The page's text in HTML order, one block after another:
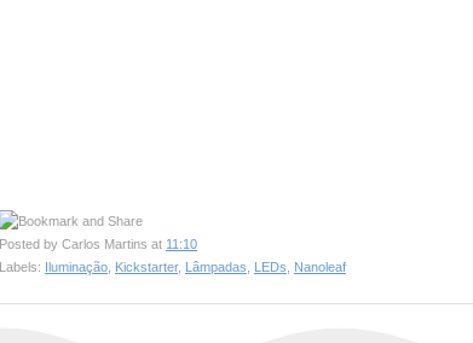
Posted by Carlos Martins at 11:10
Labels:
Iluminação, Kickstarter, Lâmpadas, LEDs, Nanoleaf